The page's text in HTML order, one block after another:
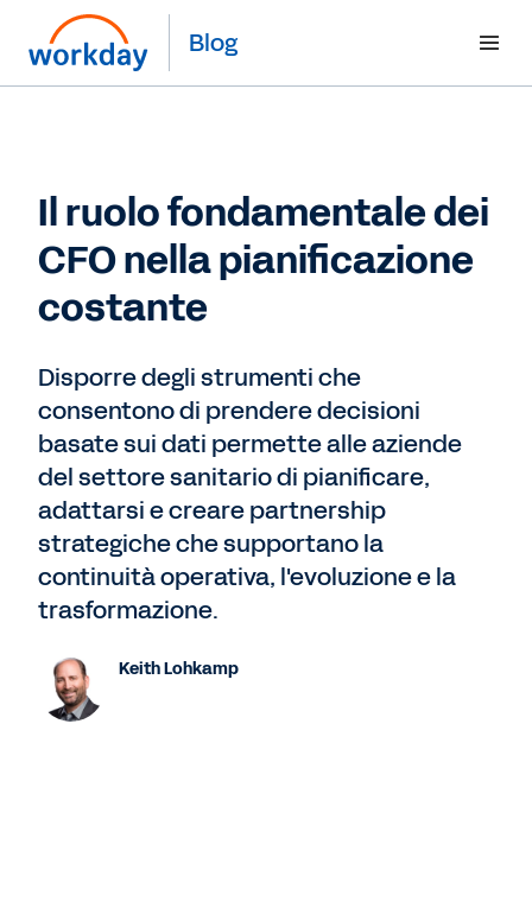
Blog
Il ruolo fondamentale dei
CFO nella pianificazione
costante
Disporre degli strumenti che
consentono di prendere decisioni
basate sui dati permette alle aziende
del settore sanitario di pianificare,
adattarsi e creare partnership
strategiche che supportano la
continuità operativa, l'evoluzione e la
trasformazione.
Keith Lohkamp